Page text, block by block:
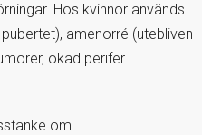
Hos kvinnor används
amenorré (utebliven
ökad perifer
om